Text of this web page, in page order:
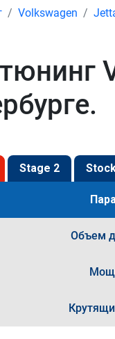
Volkswagen
Stage 2
Объем